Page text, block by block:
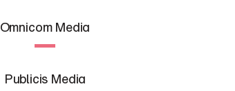
Omnicom Media
Publicis Media